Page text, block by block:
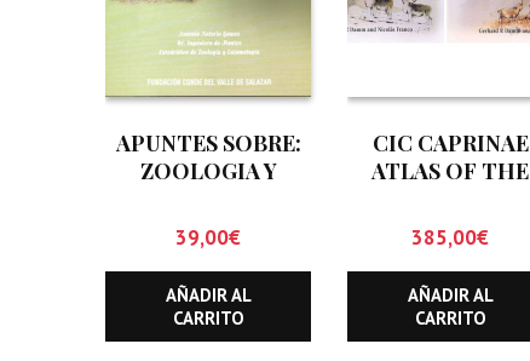
APUNTES SOBRE:
ZOOLOGIA Y
LA E.T.S. DE
INGENIEROS DE
MONTES DE
MADRID.
SIGNIFICADO Y
39,00€
AÑADIR AL
CARRITO
CIC CAPRINAE
ATLAS OF THE
TOMOS)
385,00€
AÑADIR AL
CARRITO